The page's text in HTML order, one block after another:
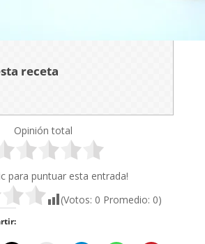
receta
Opinión total
para puntuar esta entrada!
(Votos: 0 Promedio: 0)